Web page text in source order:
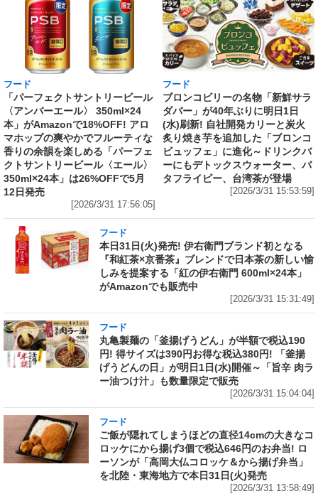
フード
「パーフェクトサントリービール
〈アンバーエール〉 350ml×24
本」がAmazonで18%OFF! アロ
マホップの爽やかでフルーティな
香りの余韻を楽しめる「パーフェ
クトサントリービール〈エール〉
350ml×24本」は26%OFFで5月
12日発売
[2026/3/31 17:56:05]
フード
ブロンコビリーの名物「新鮮サラ
ダバー」が40年ぶりに明日1日
(水)刷新! 自社開発カリーと炭火
炙り焼き芋を追加した「ブロンコ
ビュッフェ」に進化～ドリンクバ
ーにもデトックスウォーター、バ
タフライピー、台湾茶が登場
[2026/3/31 15:53:59]
フード
本日31日(火)発売! 伊右衛門ブランド初となる
『和紅茶×京番茶』ブレンドで日本茶の新しい愉
しみを提案する「紅の伊右衛門 600ml×24本」
がAmazonでも販売中
[2026/3/31 15:31:49]
フード
丸亀製麺の「釜揚げうどん」が半額で税込190
円! 得サイズは390円お得な税込380円! 「釜揚
げうどんの日」が明日1日(水)開催～「旨辛 肉ラ
ー油つけ汁」も数量限定で販売
[2026/3/31 15:04:04]
フード
ご飯が隠れてしまうほどの直径14cmの大きなコ
ロッケにから揚げ3個で税込646円のお弁当! ロ
ーソンが「高岡大仏コロッケ＆から揚げ弁当」
を北陸・東海地方で本日31日(火)発売
[2026/3/31 13:58:49]